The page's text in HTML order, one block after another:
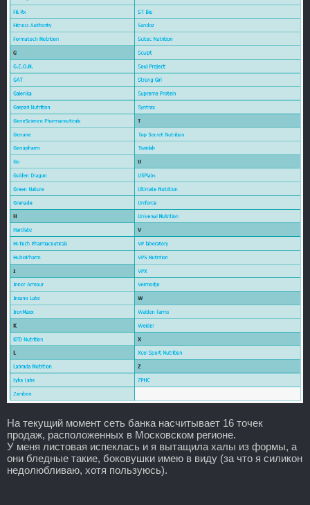
На текущий момент сеть банка насчитывает 16 точек
продаж, расположенных в Московском регионе.
У меня листовая испеклась и я вытащила халы из формы, а
они бледные такие, боковушки имею в виду (за что я силикон
недолюбливаю, хотя пользуюсь).